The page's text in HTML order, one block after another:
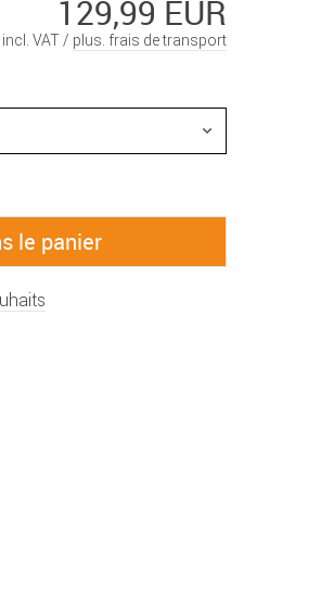
129,99 EUR
incl. VAT / plus. frais de transport